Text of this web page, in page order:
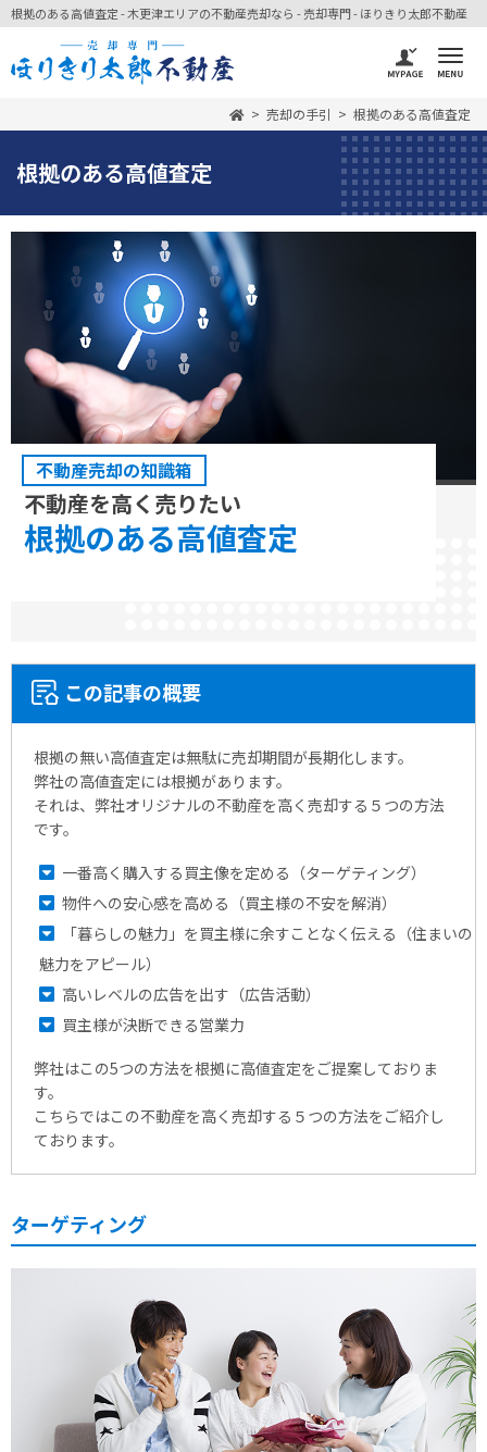
根拠のある高値査定 - 木更津エリアの不動産売却なら - 売却専門 - ほりきり太郎不動産
売却の手引 根拠のある高値査定
根拠のある高値査定
不動産売却の知識箱
不動産を高く売りたい
根拠のある高値査定
この記事の概要
根拠の無い高値査定は無駄に売却期間が長期化します。
弊社の高値査定には根拠があります。
それは、弊社オリジナルの不動産を高く売却する５つの方法
です。
一番高く購入する買主像を定める（ターゲティング）
物件への安心感を高める（買主様の不安を解消）
「暮らしの魅力」を買主様に余すことなく伝える（住まいの
魅力をアピール）
高いレベルの広告を出す（広告活動）
買主様が決断できる営業力
弊社はこの5つの方法を根拠に高値査定をご提案しておりま
す。
こちらではこの不動産を高く売却する５つの方法をご紹介し
ております。
ターゲティング